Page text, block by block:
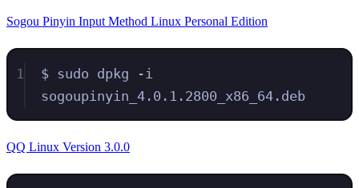
Sogou Pinyin Input Method Linux Personal Edition
1
$ sudo dpkg -i
sogoupinyin_4.0.1.2800_x86_64.deb
QQ Linux Version 3.0.0